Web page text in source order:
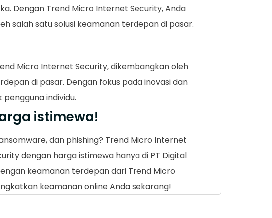
Dengan Trend Micro Internet Security, Anda
salah satu solusi keamanan terdepan di pasar.
Micro Internet Security, dikembangkan oleh
di pasar. Dengan fokus pada inovasi dan
individu.
istimewa!
dan phishing? Trend Micro Internet
dengan harga istimewa hanya di PT Digital
keamanan terdepan dari Trend Micro
keamanan online Anda sekarang!